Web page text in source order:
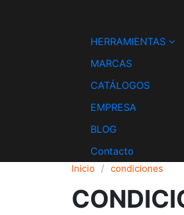
HERRAMIENTAS
MARCAS
CATÁLOGOS
EMPRESA
BLOG
Contacto
Inicio condiciones